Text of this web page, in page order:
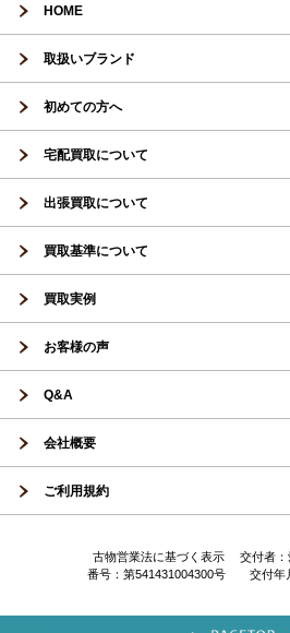
HOME
取扱いブランド
初めての方へ
宅配買取について
出張買取について
買取基準について
買取実例
お客様の声
Q&A
会社概要
ご利用規約
古物営業法に基づく表示 交付者
番号：第541431004300号 交付年